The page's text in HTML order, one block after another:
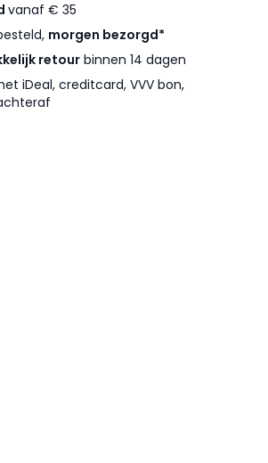
vanaf € 35
morgen bezorgd*
retour binnen 14 dagen
iDeal, creditcard, VVV bon,